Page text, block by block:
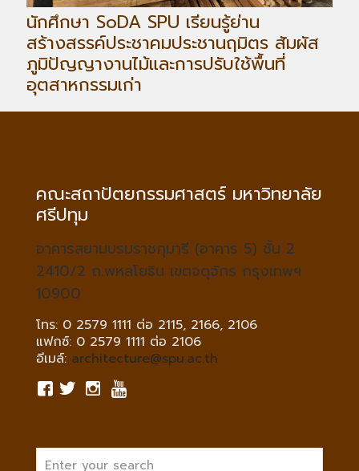
นักศึกษา SoDA SPU เรียนรู้ย่าน
สร้างสรรค์ประชาคมประชานฤมิตร สัมผัส
ภูมิปัญญางานไม้และการปรับใช้พื้นที่
อุตสาหกรรมเก่า
คณะสถาปัตยกรรมศาสตร์ มหาวิทยาลัย
ศรีปทุม
อาคารสยามบรมราชกุมารี (อาคาร 5) ชั้น 2
2410/2 ถ.พหลโยธิน เขตจตุจักร กรุงเทพฯ
10900
โทร: 0 2579 1111 ต่อ 2115, 2166, 2106
แฟกซ์: 0 2579 1111 ต่อ 2106
อีเมล์: architecture@spu.ac.th